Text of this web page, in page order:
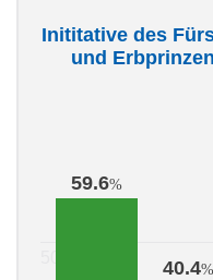
Inititative des
und Erbprinzen
59.6%
40.4%